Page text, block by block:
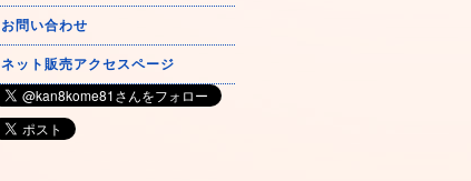
お問い合わせ
ネット販売アクセスページ